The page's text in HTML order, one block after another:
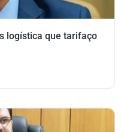
logística que tarifaço